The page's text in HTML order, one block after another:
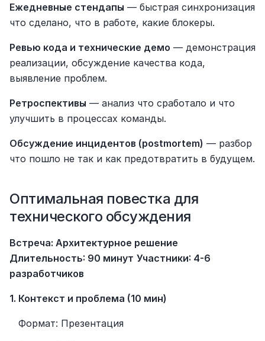
Ежедневные стендапы — быстрая синхронизация
что сделано, что в работе, какие блокеры.
Ревью кода и технические демо — демонстрация
реализации, обсуждение качества кода,
выявление проблем.
Ретроспективы — анализ что сработало и что
улучшить в процессах команды.
Обсуждение инцидентов (postmortem) — разбор
что пошло не так и как предотвратить в будущем.
Оптимальная повестка для
технического обсуждения
Встреча: Архитектурное решение
Длительность: 90 минут Участники: 4-6
разработчиков
1. Контекст и проблема (10 мин)
Формат: Презентация